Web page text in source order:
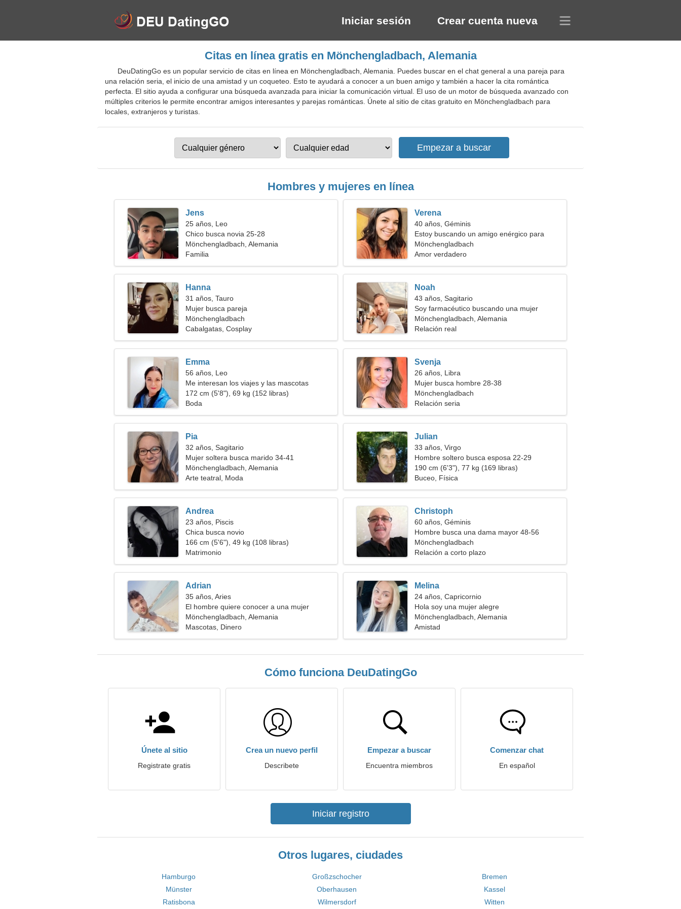
Iniciar sesión Crear cuenta nueva
Citas en línea gratis en Mönchengladbach, Alemania
DeuDatingGo es un popular servicio de citas en línea en Mönchengladbach, Alemania. Puedes buscar en el chat general a una pareja para
una relación seria, el inicio de una amistad y un coqueteo. Esto te ayudará a conocer a un buen amigo y también a hacer la cita romántica
perfecta. El sitio ayuda a configurar una búsqueda avanzada para iniciar la comunicación virtual. El uso de un motor de búsqueda avanzado con
múltiples criterios le permite encontrar amigos interesantes y parejas románticas. Únete al sitio de citas gratuito en Mönchengladbach para
locales, extranjeros y turistas.
Hombres y mujeres en línea
Jens
25 años, Leo
Chico busca novia 25-28
Mönchengladbach, Alemania
Familia
Verena
40 años, Géminis
Estoy buscando un amigo enérgico para
caminar juntos
Mönchengladbach
Amor verdadero
Hanna
31 años, Tauro
Mujer busca pareja
Mönchengladbach
Cabalgatas, Cosplay
Noah
43 años, Sagitario
Soy farmacéutico buscando una mujer
espectacular
Mönchengladbach, Alemania
Relación real
Emma
56 años, Leo
Me interesan los viajes y las mascotas
172 cm (5'8"), 69 kg (152 libras)
Boda
Svenja
26 años, Libra
Mujer busca hombre 28-38
Mönchengladbach
Relación seria
Pia
32 años, Sagitario
Mujer soltera busca marido 34-41
Mönchengladbach, Alemania
Arte teatral, Moda
Julian
33 años, Virgo
Hombre soltero busca esposa 22-29
190 cm (6'3"), 77 kg (169 libras)
Buceo, Física
Andrea
23 años, Piscis
Chica busca novio
166 cm (5'6"), 49 kg (108 libras)
Matrimonio
Christoph
60 años, Géminis
Hombre busca una dama mayor 48-56
Mönchengladbach
Relación a corto plazo
Adrian
35 años, Aries
El hombre quiere conocer a una mujer
Mönchengladbach, Alemania
Mascotas, Dinero
Melina
24 años, Capricornio
Hola soy una mujer alegre
Mönchengladbach, Alemania
Amistad
Cómo funciona DeuDatingGo
Únete al sitio
Registrate gratis
Crea un nuevo perfil
Describete
Empezar a buscar
Encuentra miembros
Comenzar chat
En español
Iniciar registro
Otros lugares, ciudades
Hamburgo Großzschocher
Bremen
Münster
Oberhausen
Kassel
Ratisbona
Wilmersdorf Witten